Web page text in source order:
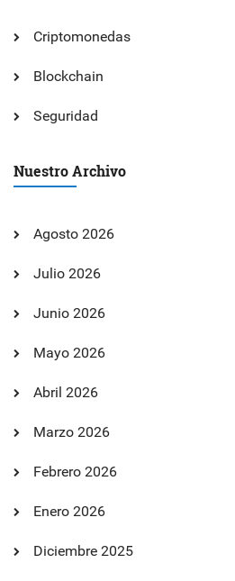
Criptomonedas
Blockchain
Seguridad
Nuestro Archivo
Agosto 2026
Julio 2026
Junio 2026
Mayo 2026
Abril 2026
Marzo 2026
Febrero 2026
Enero 2026
Diciembre 2025